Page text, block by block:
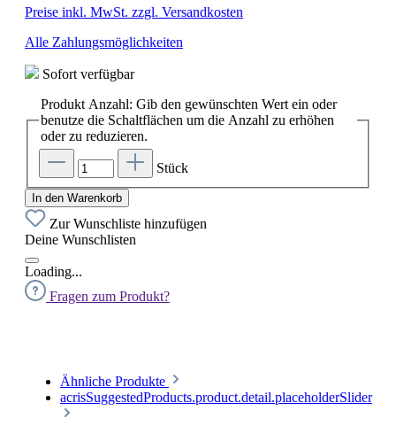
Preise inkl. MwSt. zzgl. Versandkosten
Alle Zahlungsmöglichkeiten
Sofort verfügbar
Produkt Anzahl: Gib den gewünschten Wert ein oder
benutze die Schaltflächen um die Anzahl zu erhöhen
oder zu reduzieren.
Stück
In den Warenkorb
Zur Wunschliste hinzufügen
Deine Wunschlisten
Loading...
Fragen zum Produkt?
Ähnliche Produkte
acrisSuggestedProducts.product.detail.placeholderSlider